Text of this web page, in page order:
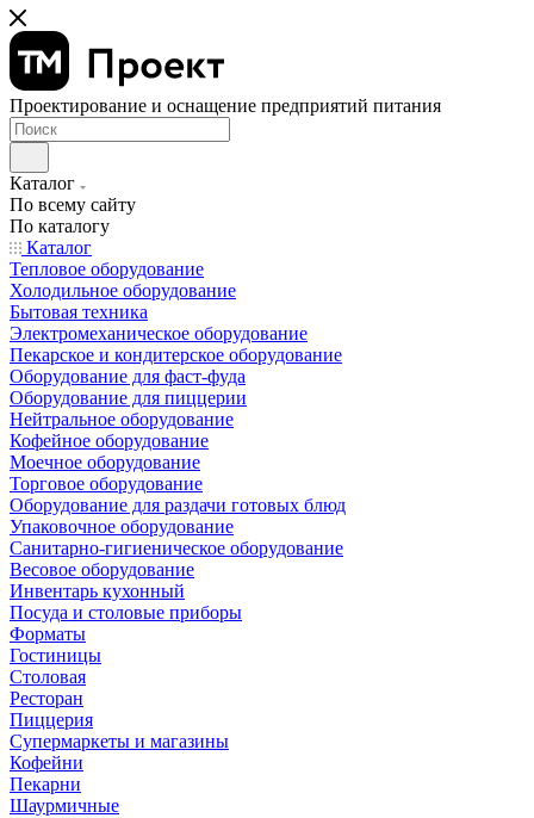
Проектирование и оснащение предприятий питания
Каталог
По всему сайту
По каталогу
Каталог
Тепловое оборудование
Холодильное оборудование
Бытовая техника
Электромеханическое оборудование
Пекарское и кондитерское оборудование
Оборудование для фаст-фуда
Оборудование для пиццерии
Нейтральное оборудование
Кофейное оборудование
Моечное оборудование
Торговое оборудование
Оборудование для раздачи готовых блюд
Упаковочное оборудование
Санитарно-гигиеническое оборудование
Весовое оборудование
Инвентарь кухонный
Посуда и столовые приборы
Форматы
Гостиницы
Столовая
Ресторан
Пиццерия
Супермаркеты и магазины
Кофейни
Пекарни
Шаурмичные